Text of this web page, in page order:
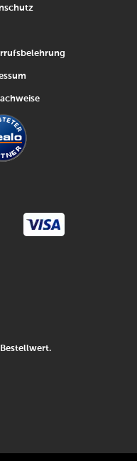
Bestellwert.